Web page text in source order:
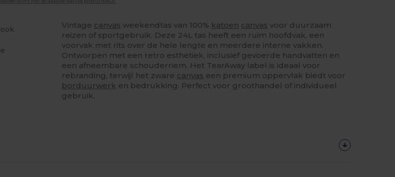
met de daadwerkelijke productkleur.
Vintage canvas weekendtas van 100% katoen canvas voor duurzaam
reizen of sportgebruik. Deze 24L tas heeft een ruim hoofdvak, een
voorvak met rits over de hele lengte en meerdere interne vakken.
Ontworpen met een retro esthetiek, inclusief gevoerde handvatten en
een afneembare schouderriem. Het TearAway label is ideaal voor
rebranding, terwijl het zware canvas een premium oppervlak biedt voor
borduurwerk en bedrukking. Perfect voor groothandel of individueel
gebruik.